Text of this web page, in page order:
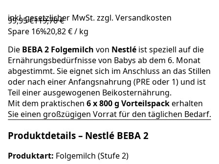
inkl. gesetzlicher MwSt. zzgl. Versandkosten
99,95 €119,70 €
Spare 16%20,82 €/ kg
Die BEBA2 Folgemilch von Nestlé ist speziell auf die
Ernährungsbedürfnisse von Babys ab dem 6. Monat
abgestimmt. Sie eignet sich im Anschluss an das Stillen
oder nach einer Anfangsnahrung (PRE oder 1) und ist
Teil einer ausgewogenen Beikosternährung.
Mit dem praktischen 6 x 800 g Vorteilspackerhalten
Sie einen großzügigen Vorrat für den täglichen Bedarf.
Produktdetails – Nestlé BEBA 2
Produktart: Folgemilch (Stufe 2)